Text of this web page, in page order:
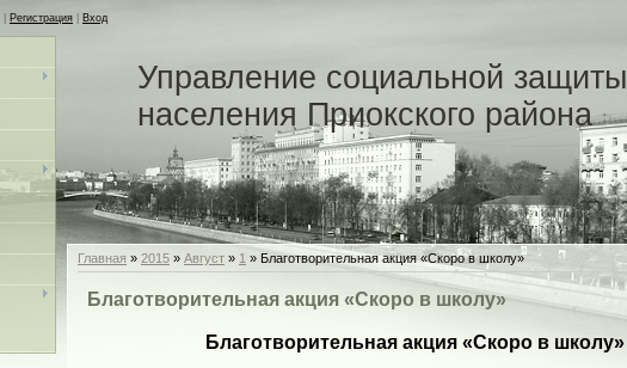
Регистрация Вход
Управление социальной защиты
населения Приокского района
Главная » 2015 » Август » 1 » Благотворительная акция «Скоро в школу»
Благотворительная акция «Скоро в школу»
Благотворительная акция «Скоро в школу»